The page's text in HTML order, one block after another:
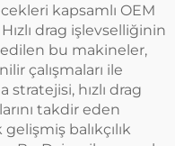
kapsamlı OEM
drag işlevselliğinin
bu makineler,
çalışmaları ile
stratejisi, hızlı drag
takdir eden
balıkçılık